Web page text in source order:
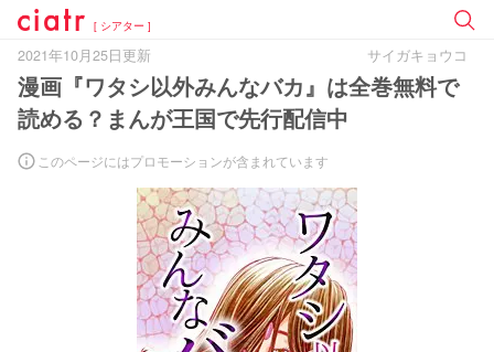
[ シアター ]
2021年10月25日更新 サイガキョウコ
漫画『ワタシ以外みんなバカ』は全巻無料で
読める？まんが王国で先行配信中
このページにはプロモーションが含まれています